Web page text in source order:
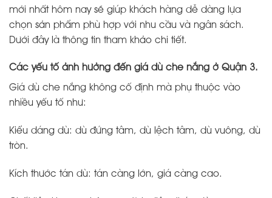
mới nhất hôm nay sẽ giúp khách hàng dễ dàng lựa
chọn sản phẩm phù hợp với nhu cầu và ngân sách.
Dưới đây là thông tin tham khảo chi tiết.
Các yếu tố ảnh hưởng đến giá dù che nắng ở Quận 3.
Giá dù che nắng không cố định mà phụ thuộc vào
nhiều yếu tố như:
Kiểu dáng dù: dù đứng tâm, dù lệch tâm, dù vuông, dù
tròn.
Kích thước tán dù: tán càng lớn, giá càng cao.